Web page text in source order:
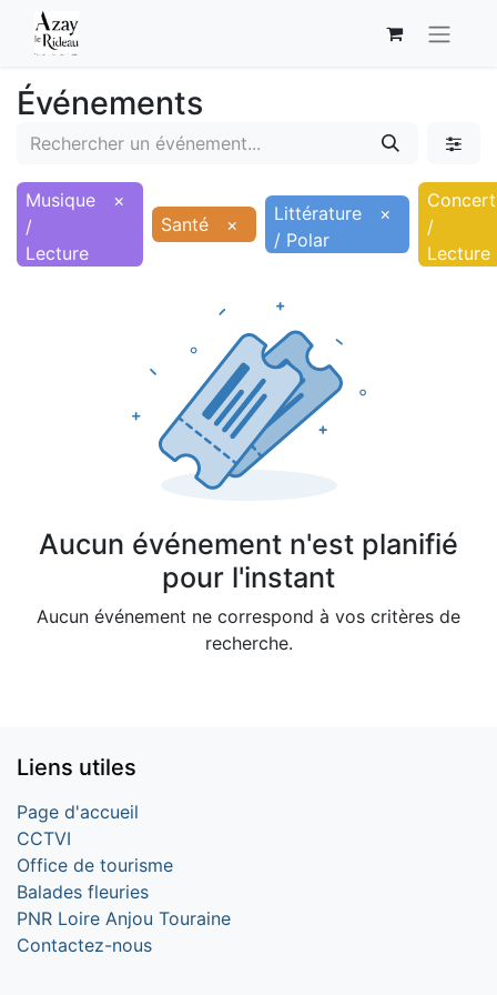
Événements
Musique
/
Lecture
×
Santé
×
Littérature
/ Polar
×
Concert
/
Lecture
Aucun événement n'est planifié
pour l'instant
Aucun événement ne correspond à vos critères de
recherche.
Liens utiles
Page d'accueil
CCTVI
Office de tourisme
Balades fleuries
PNR Loire Anjou Touraine
Contactez-nous